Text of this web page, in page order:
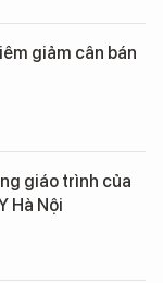
giảm cân bán
giáo trình của
Hà Nội